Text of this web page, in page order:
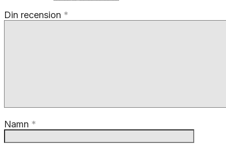
Din recension *
Namn *